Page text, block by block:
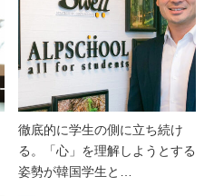
徹底的に学生の側に立ち続け
る。「心」を理解しようとする
姿勢が韓国学生と…